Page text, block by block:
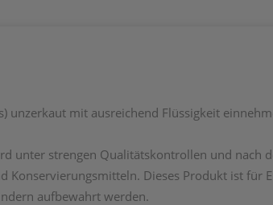
unzerkaut mit ausreichend Flüssigkeit
unter strengen Qualitätskontrollen und nach
Konservierungsmitteln. Dieses Produkt ist für
aufbewahrt werden.